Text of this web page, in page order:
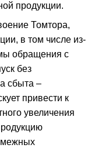
продукции.
Томтора,
в том числе из-
обращения с
без
сбыта –
привести к
увеличения